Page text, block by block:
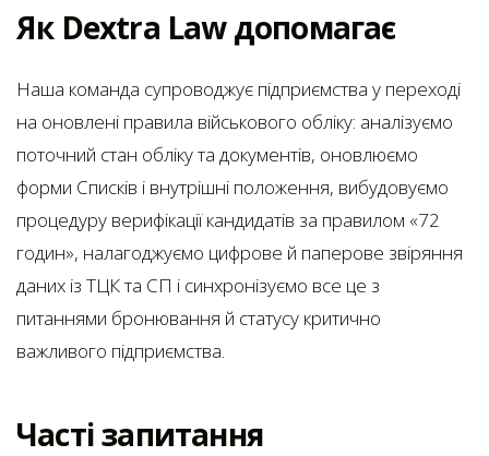
Як Dextra Law допомагає
Наша команда супроводжує підприємства у переході
на оновлені правила військового обліку: аналізуємо
поточний стан обліку та документів, оновлюємо
форми Списків і внутрішні положення, вибудовуємо
процедуру верифікації кандидатів за правилом «72
годин», налагоджуємо цифрове й паперове звіряння
даних із ТЦК та СП і синхронізуємо все це з
питаннями бронювання й статусу критично
важливого підприємства.
Часті запитання